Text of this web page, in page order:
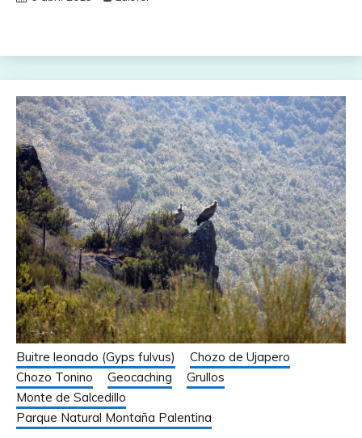
Buitre leonado (Gyps fulvus)
Chozo de Ujapero
Chozo Tonino
Geocaching
Grullos
Monte de Salcedillo
Parque Natural Montaña Palentina